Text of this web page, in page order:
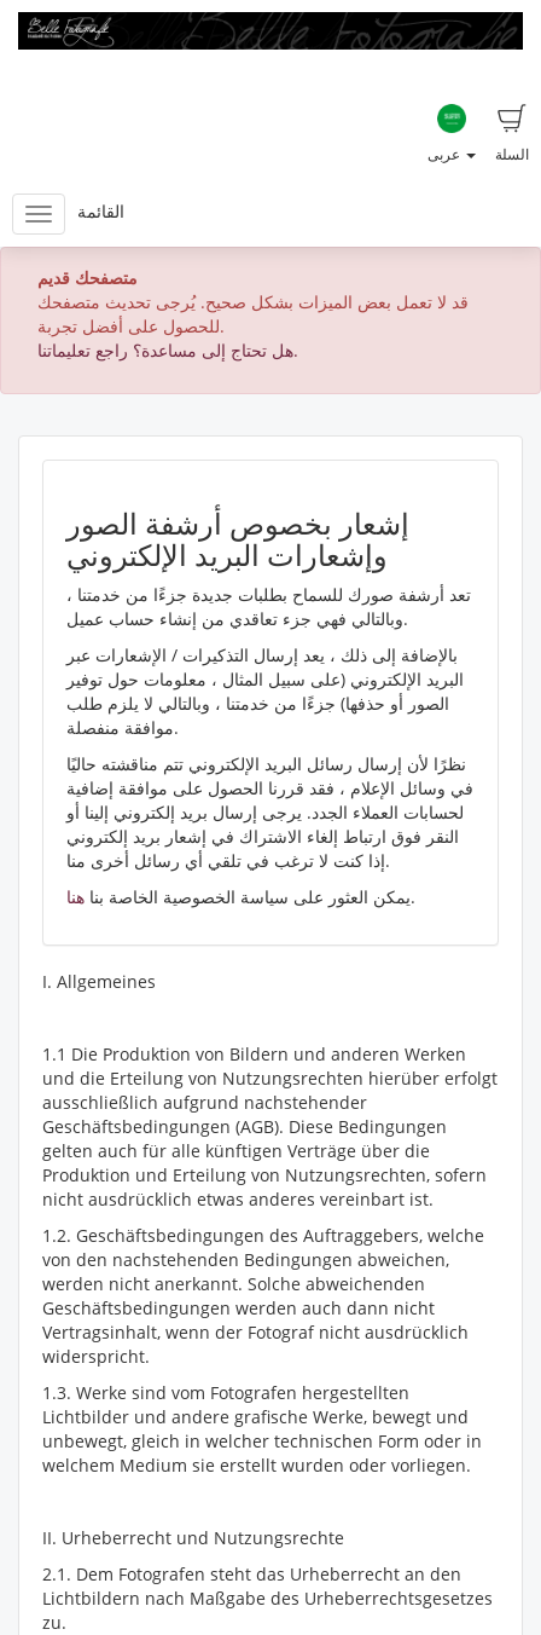
السلة
القائمة
متصفحك قديم
قد لا تعمل بعض الميزات بشكل صحيح. يُرجى تحديث متصفحك
للحصول على أفضل تجربة.
هل تحتاج إلى مساعدة؟ راجع تعليماتنا.
إشعار بخصوص أرشفة الصور
وإشعارات البريد الإلكتروني
تعد أرشفة صورك للسماح بطلبات جديدة جزءًا من خدمتنا ،
وبالتالي فهي جزء تعاقدي من إنشاء حساب عميل.
بالإضافة إلى ذلك ، يعد إرسال التذكيرات / الإشعارات عبر
البريد الإلكتروني (على سبيل المثال ، معلومات حول توفير
الصور أو حذفها) جزءًا من خدمتنا ، وبالتالي لا يلزم طلب
موافقة منفصلة.
نظرًا لأن إرسال رسائل البريد الإلكتروني تتم مناقشته حاليًا
في وسائل الإعلام ، فقد قررنا الحصول على موافقة إضافية
لحسابات العملاء الجدد. يرجى إرسال بريد إلكتروني إلينا أو
النقر فوق ارتباط إلغاء الاشتراك في إشعار بريد إلكتروني
إذا كنت لا ترغب في تلقي أي رسائل أخرى منا.
يمكن العثور على سياسة الخصوصية الخاصة بنا هنا .
I. Allgemeines
1.1 Die Produktion von Bildern und anderen Werken
und die Erteilung von Nutzungsrechten hierüber erfolgt
ausschließlich aufgrund nachstehender
Geschäftsbedingungen (AGB). Diese Bedingungen
gelten auch für alle künftigen Verträge über die
Produktion und Erteilung von Nutzungsrechten, sofern
nicht ausdrücklich etwas anderes vereinbart ist.
1.2. Geschäftsbedingungen des Auftraggebers, welche
von den nachstehenden Bedingungen abweichen,
werden nicht anerkannt. Solche abweichenden
Geschäftsbedingungen werden auch dann nicht
Vertragsinhalt, wenn der Fotograf nicht ausdrücklich
widerspricht.
1.3. Werke sind vom Fotografen hergestellten
Lichtbilder und andere grafische Werke, bewegt und
unbewegt, gleich in welcher technischen Form oder in
welchem Medium sie erstellt wurden oder vorliegen.
II. Urheberrecht und Nutzungsrechte
2.1. Dem Fotografen steht das Urheberrecht an den
Lichtbildern nach Maßgabe des Urheberrechtsgesetzes
zu.